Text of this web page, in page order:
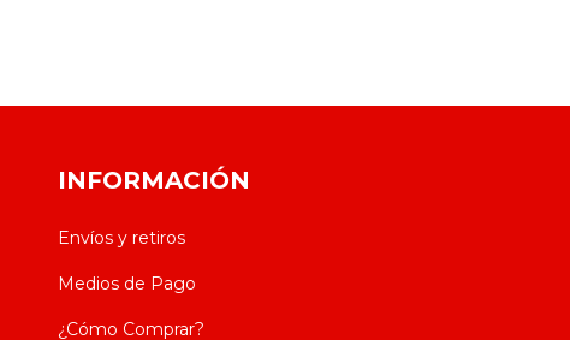
INFORMACIÓN
Envíos y retiros
Medios de Pago
¿Cómo Comprar?